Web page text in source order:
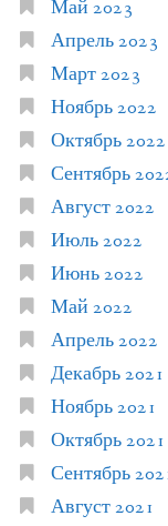
Май 2023
Апрель 2023
Март 2023
Ноябрь 2022
Октябрь 2022
Сентябрь
Август 2022
Июль 2022
Июнь 2022
Май 2022
Апрель 2022
Декабрь 2021
Ноябрь 2021
Октябрь 2021
Сентябрь
Август 2021